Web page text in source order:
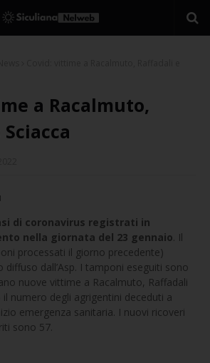
a Racalmuto,
di coronavirus registrati in
nella giornata del 23 gennaio. Il
processati il giorno precedente)
dall’Asp. I tamponi eseguiti sono
nuove vittime a Racalmuto, Raffadali
il numero degli agrigentini deceduti a
emergenza sanitaria. I nuovi ricoveri
sono 57.